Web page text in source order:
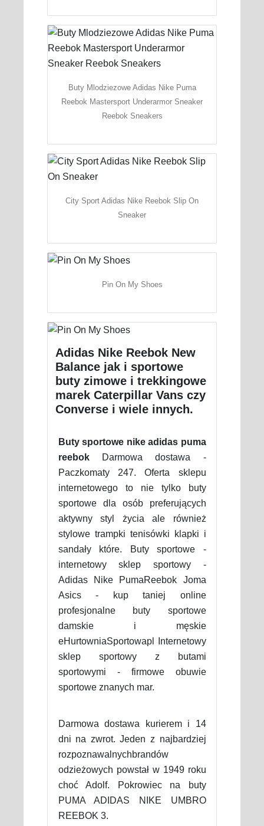
Buty Mlodziezowe Adidas Nike Puma
Reebok Mastersport Underarmor Sneaker
Reebok Sneakers
City Sport Adidas Nike Reebok Slip On
Sneaker
Pin On My Shoes
Adidas Nike Reebok New
Balance jak i sportowe
buty zimowe i trekkingowe
marek Caterpillar Vans czy
Converse i wiele innych.
Buty sportowe nike adidas puma
reebokDarmowa dostawa -
Paczkomaty 247. Oferta sklepu
internetowego to nie tylko buty
sportowe dla osób preferujących
aktywny styl życia ale również
stylowe trampki tenisówki klapki i
sandały które. Buty sportowe -
internetowy sklep sportowy -
Adidas Nike PumaReebok Joma
Asics - kup taniej online
profesjonalne buty sportowe
damskie i męskie
eHurtowniaSportowapl Internetowy
sklep sportowy z butami
sportowymi - firmowe obuwie
sportowe znanych mar.
Darmowa dostawa kurierem i 14
dni na zwrot. Jeden z najbardziej
rozpoznawalnychbrandów
odzieżowych powstał w 1949 roku
choć Adolf. Pokrowiec na buty
PUMA ADIDAS NIKE UMBRO
REEBOK 3.